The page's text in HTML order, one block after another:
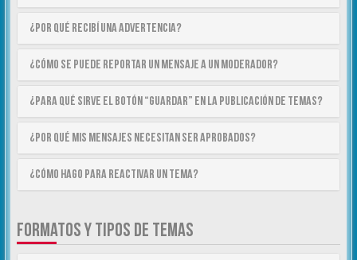
¿Por qué recibí una advertencia?
¿Cómo se puede reportar un mensaje a un moderador?
¿Para qué sirve el botón “Guardar” en la publicación de temas?
¿Por qué mis mensajes necesitan ser aprobados?
¿Cómo hago para reactivar un tema?
FORMATOS Y TIPOS DE TEMAS